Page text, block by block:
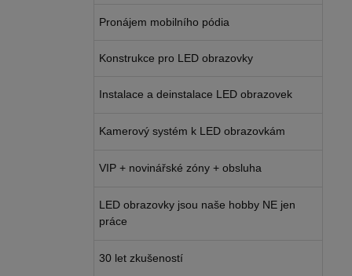
Pronájem mobilního pódia
Konstrukce pro LED obrazovky
Instalace a deinstalace LED obrazovek
Kamerový systém k LED obrazovkám
VIP + novinářské zóny + obsluha
LED obrazovky jsou naše hobby NE jen
práce
30 let zkušeností